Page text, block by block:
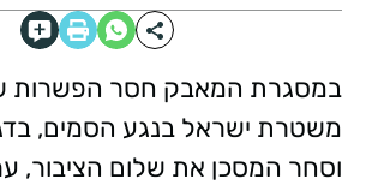
במסגרת המאבק חסר הפשרות
משטרת ישראל בנגע הסמים,
וסחר המסכן את שלום הציבור,